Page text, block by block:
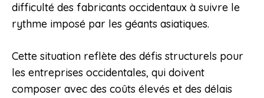
difficulté des fabricants occidentaux à suivre le
rythme imposé par les géants asiatiques.
Cette situation reflète des défis structurels pour
les entreprises occidentales, qui doivent
composer avec des coûts élevés et des délais